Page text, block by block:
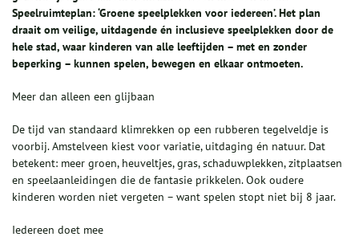
Speelruimteplan: ‘Groene speelplekken voor iedereen’. Het plan
draait om veilige, uitdagende én inclusieve speelplekken door de
hele stad, waar kinderen van alle leeftijden – met en zonder
beperking – kunnen spelen, bewegen en elkaar ontmoeten.
Meer dan alleen een glijbaan
De tijd van standaard klimrekken op een rubberen tegelveldje is
voorbij. Amstelveen kiest voor variatie, uitdaging én natuur. Dat
betekent: meer groen, heuveltjes, gras, schaduwplekken, zitplaatsen
en speelaanleidingen die de fantasie prikkelen. Ook oudere
kinderen worden niet vergeten – want spelen stopt niet bij 8 jaar.
Iedereen doet mee